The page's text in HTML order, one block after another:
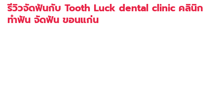
รีวิวจัดฟันกับ Tooth Luck dental clinic คลินิก
ทำฟัน จัดฟัน ขอนแก่น